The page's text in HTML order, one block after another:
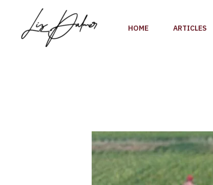
content
HOME ARTICLES